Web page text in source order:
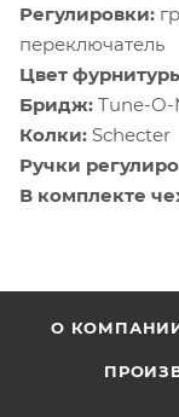
Регулировки:
переключатель
Цвет
Бридж: Tune-O-
Колки: Schecter
Ручки
В комплекте
О